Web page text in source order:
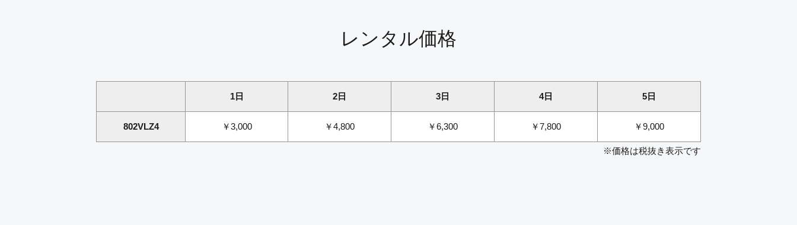
レンタル価格
1日 2日 3日 4日 5日
802VLZ4 ￥3,000 ￥4,800 ￥6,300 ￥7,800 ￥9,000
※価格は税抜き表示です